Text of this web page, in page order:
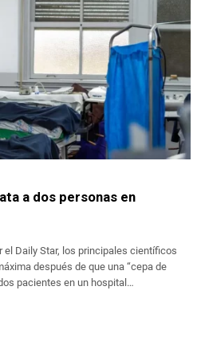
a dos personas en
Daily Star, los principales científicos
después de que una “cepa de
pacientes en un hospital…